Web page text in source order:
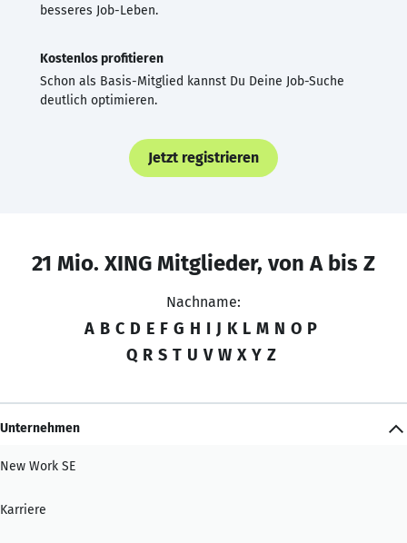
besseres Job-Leben.
Kostenlos profitieren
Schon als Basis-Mitglied kannst Du Deine Job-Suche
deutlich optimieren.
Jetzt registrieren
21 Mio. XING Mitglieder, von A bis Z
Nachname:
A B C D E F G H I J K L M N O P
Q R S T U V W X Y Z
Unternehmen
New Work SE
Karriere